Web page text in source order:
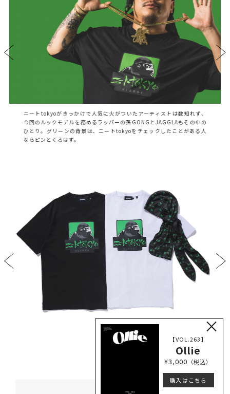
ニートtokyoがきっかけで人気に火がついたアーティストは数知れず、
今回のルックモデルを務めるラッパーの孫GONGとJAGGLAもその中の
ひとり。グリーンの背景は、ニートtokyoをチェックしたことがある人
ならピンとくるはず。
【VOL.263】
Ollie
¥3,000 （税込）
購入はこちら
×